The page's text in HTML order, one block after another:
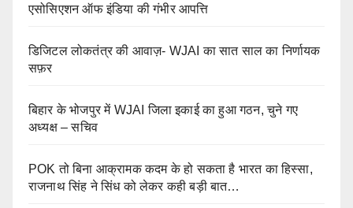
एसोसिएशन ऑफ इंडिया की गंभीर आपत्ति
डिजिटल लोकतंत्र की आवाज़- WJAI का सात साल का निर्णायक
सफ़र
बिहार के भोजपुर में WJAI जिला इकाई का हुआ गठन, चुने गए
अध्यक्ष – सचिव
POK तो बिना आक्रामक कदम के हो सकता है भारत का हिस्सा,
राजनाथ सिंह ने सिंध को लेकर कही बड़ी बात…